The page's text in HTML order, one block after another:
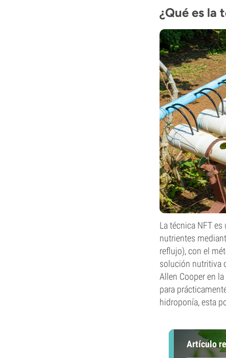
¿Qué es la
La técnica NFT
nutrientes
reflujo), con el
solución nutritiva
Allen Cooper en
para
hidroponía, esta
Artículo